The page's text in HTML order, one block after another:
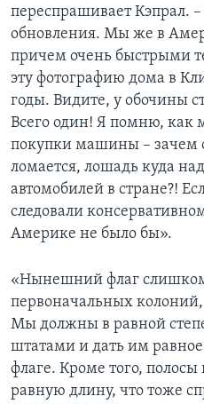
переспрашивает Кэпрал.
обновления. Мы же в
причем очень быстрыми
эту фотографию дома в
годы. Видите, у обочины
Всего один! Я помню, как
покупки машины – зачем
ломается, лошадь куда
автомобилей в стране?!
следовали
Америке не было бы».
«Нынешний флаг
первоначальных
Мы должны в равной
штатами и дать им равное
флаге. Кроме того,
равную длину, что тоже